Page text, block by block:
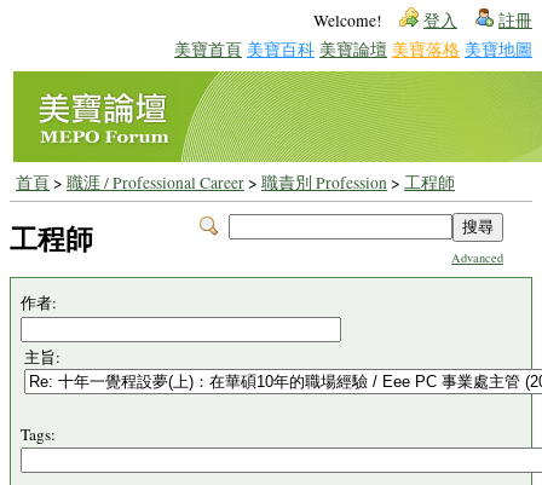
Welcome! 登入 註冊
美寶首頁 美寶百科 美寶論壇 美寶落格 美寶地圖
首頁> 職涯 / Professional Career> 職責別 Profession> 工程師
Advanced
工程師
作者:
主旨:
Tags: